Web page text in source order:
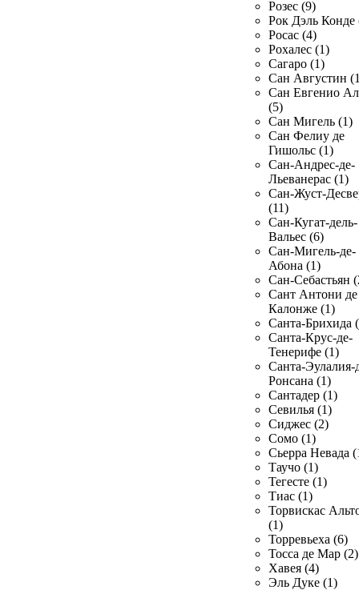
Розес (9)
Рок Дэль Конде
Росас (4)
Рохалес (1)
Сагаро (1)
Сан Августин
Сан Евгенио
(5)
Сан Мигель (1)
Сан Фелиу де
Гишольс (1)
Сан-Андрес-де-
Льеванерас (1)
Сан-Жуст-
(11)
Сан-Кугат-дель-
Вальес (6)
Сан-Мигель-де-
Абона (1)
Сан-Себастьян
Сант Антони де
Калонже (1)
Санта-Брихида
Санта-Крус-де-
Тенерифе (1)
Санта-Эулалия-
Ронсана (1)
Сантадер (1)
Севилья (1)
Сиджес (2)
Сомо (1)
Сьерра Невада
Таучо (1)
Тегесте (1)
Тиас (1)
Торвискас
(1)
Торревьеха (6)
Тосса де Мар (2)
Хавея (4)
Эль Дуке (1)